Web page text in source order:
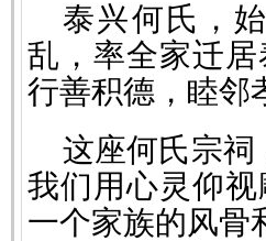
泰兴何氏，
乱，率全家迁
行善积德，睦邻
这座何氏宗祠
我们用心灵仰
一个家族的风骨